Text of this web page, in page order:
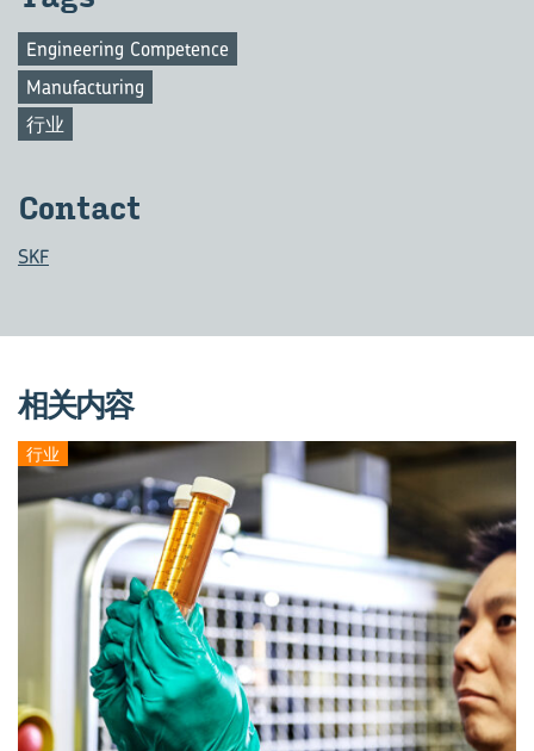
Engineering Competence
Manufacturing
行业
Con­tact
SKF
相关内容
行业